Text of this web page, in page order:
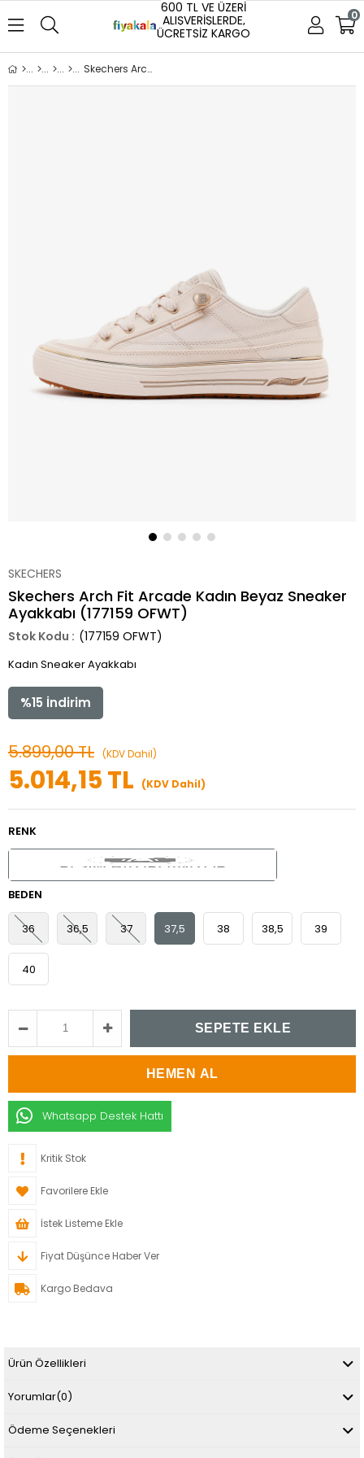
600 TL VE ÜZERİ
ALIŞVERİŞLERDE,
ÜCRETSİZ KARGO
0
Skechers Arch Fit Arcade Kadın Beyaz Sneaker Ayakkabı (177159 OFWT)
SKECHERS
Skechers Arch Fit Arcade Kadın Beyaz Sneaker
Ayakkabı (177159 OFWT)
(177159 OFWT)
Kadın Sneaker Ayakkabı
%15 İndirim
5.899,00 TL (KDV Dahil)
5.014,15 TL (KDV Dahil)
RENK
BEDEN
36 36,5 37 37,5 38 38,5 39
40
Whatsapp Destek Hattı
Kritik Stok
Favorilere Ekle
İstek Listeme Ekle
Fiyat Düşünce Haber Ver
Kargo Bedava
Ürün Özellikleri
Yorumlar(0)
Ödeme Seçenekleri